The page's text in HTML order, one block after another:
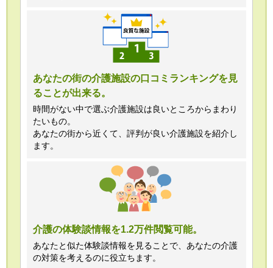
あなたの街の介護施設の口コミランキングを見
ることが出来る。
時間がない中で選ぶ介護施設は良いところからまわり
たいもの。
あなたの街から近くて、評判が良い介護施設を紹介し
ます。
介護の体験談情報を1.2万件閲覧可能。
あなたと似た体験談情報を見ることで、あなたの介護
の対策を考えるのに役立ちます。